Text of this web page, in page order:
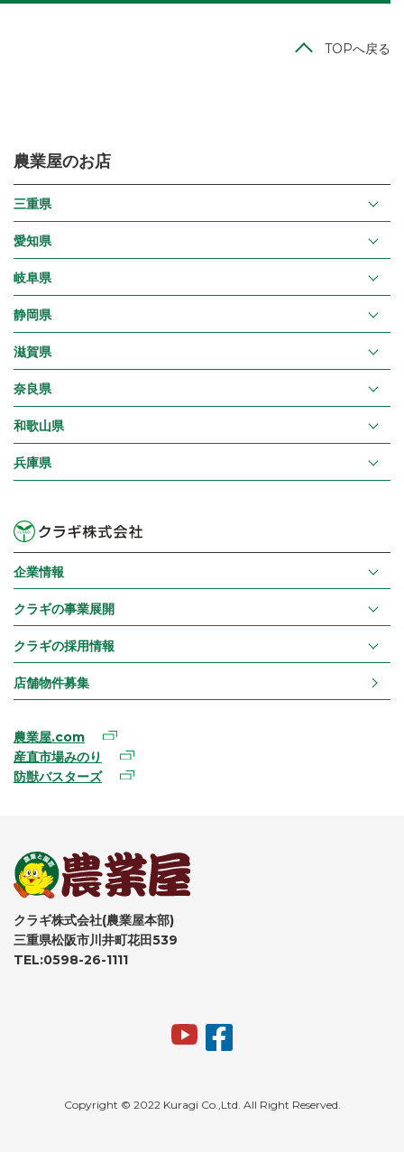
TOPへ戻る
農業屋のお店
三重県
愛知県
岐阜県
静岡県
滋賀県
奈良県
和歌山県
兵庫県
企業情報
クラギの事業展開
クラギの採用情報
店舗物件募集
農業屋.com
産直市場みのり
防獣バスターズ
クラギ株式会社(農業屋本部)
三重県松阪市川井町花田539
TEL:0598-26-1111
Copyright © 2022 Kuragi Co.,Ltd. All Right Reserved.